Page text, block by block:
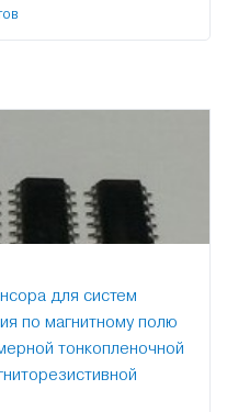
для систем
по магнитному полю
тонкопленочной